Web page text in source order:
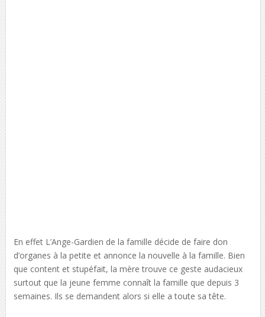
En effet L’Ange-Gardien de la famille décide de faire don
d’organes à la petite et annonce la nouvelle à la famille. Bien
que content et stupéfait, la mère trouve ce geste audacieux
surtout que la jeune femme connaît la famille que depuis 3
semaines. Ils se demandent alors si elle a toute sa tête.